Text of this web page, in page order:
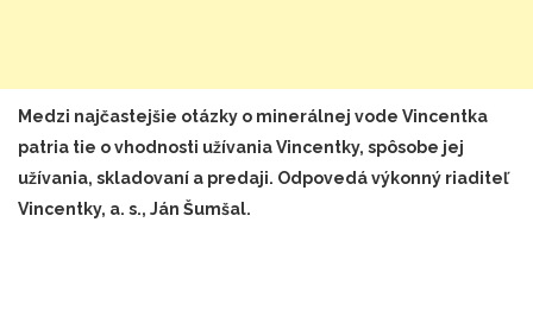
Medzi najčastejšie otázky o minerálnej vode Vincentka
patria tie o vhodnosti užívania Vincentky, spôsobe jej
užívania, skladovaní a predaji. Odpovedá výkonný riaditeľ
Vincentky, a. s., Ján Šumšal.